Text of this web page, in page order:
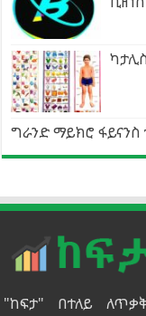
ግራንድ ማይክሮ ፋይናንስ
"ከፍታ" በተለይ